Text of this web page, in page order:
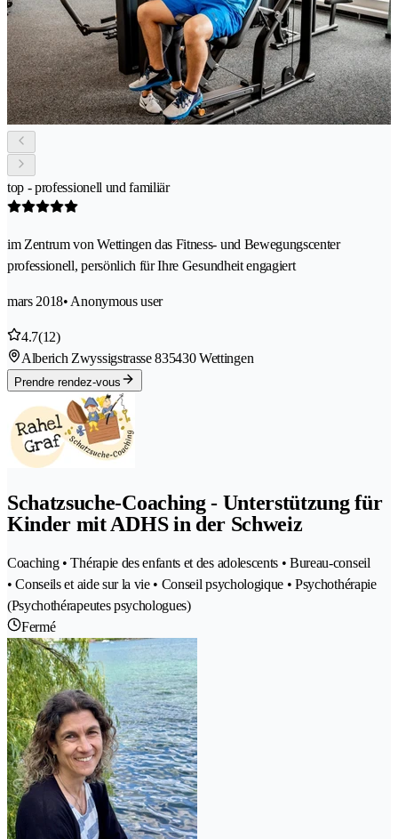
top - professionell und familiär
im Zentrum von Wettingen das Fitness- und Bewegungscenter
professionell, persönlich für Ihre Gesundheit engagiert
mars 2018• Anonymous user
4.7(12)
Alberich Zwyssigstrasse 835430 Wettingen
Prendre rendez-vous
Schatzsuche-Coaching - Unterstützung für
Kinder mit ADHS in der Schweiz
Coaching • Thérapie des enfants et des adolescents • Bureau-conseil
• Conseils et aide sur la vie • Conseil psychologique • Psychothérapie
(Psychothérapeutes psychologues)
Fermé